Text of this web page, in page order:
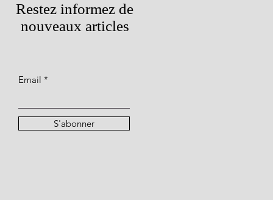
Restez informez de
nouveaux articles
Email
S'abonner